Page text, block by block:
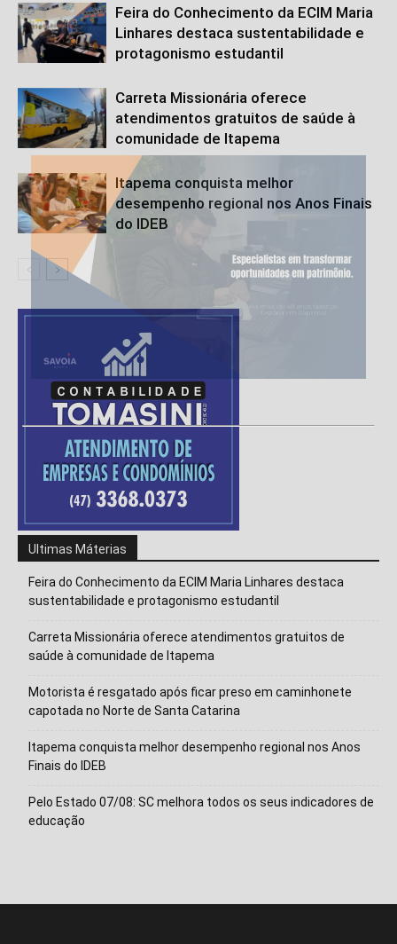
Feira do Conhecimento da ECIM Maria
Linhares destaca sustentabilidade e
protagonismo estudantil
Carreta Missionária oferece
atendimentos gratuitos de saúde à
comunidade de Itapema
Itapema conquista melhor
desempenho regional nos Anos Finais
do IDEB
Ultimas Máterias
Feira do Conhecimento da ECIM Maria Linhares destaca
sustentabilidade e protagonismo estudantil
Carreta Missionária oferece atendimentos gratuitos de
saúde à comunidade de Itapema
Motorista é resgatado após ficar preso em caminhonete
capotada no Norte de Santa Catarina
Itapema conquista melhor desempenho regional nos Anos
Finais do IDEB
Pelo Estado 07/08: SC melhora todos os seus indicadores de
educação
Isso vai fechar em14segundos